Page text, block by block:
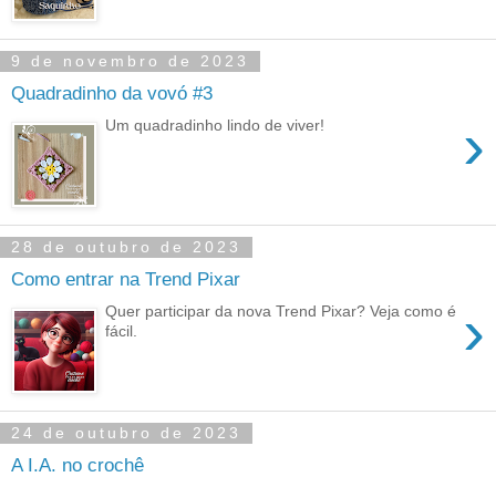
9 de novembro de 2023
Quadradinho da vovó #3
›
Um quadradinho lindo de viver!
28 de outubro de 2023
Como entrar na Trend Pixar
›
Quer participar da nova Trend Pixar? Veja como é
fácil.
24 de outubro de 2023
A I.A. no crochê